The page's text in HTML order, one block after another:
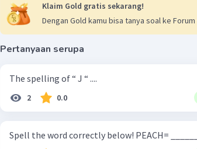
Klaim Gold gratis sekarang!
Dengan Gold kamu bisa tanya soal ke
Pertanyaan serupa
The spelling of “ J “ ....
2 0.0
Spell the word correctly below!